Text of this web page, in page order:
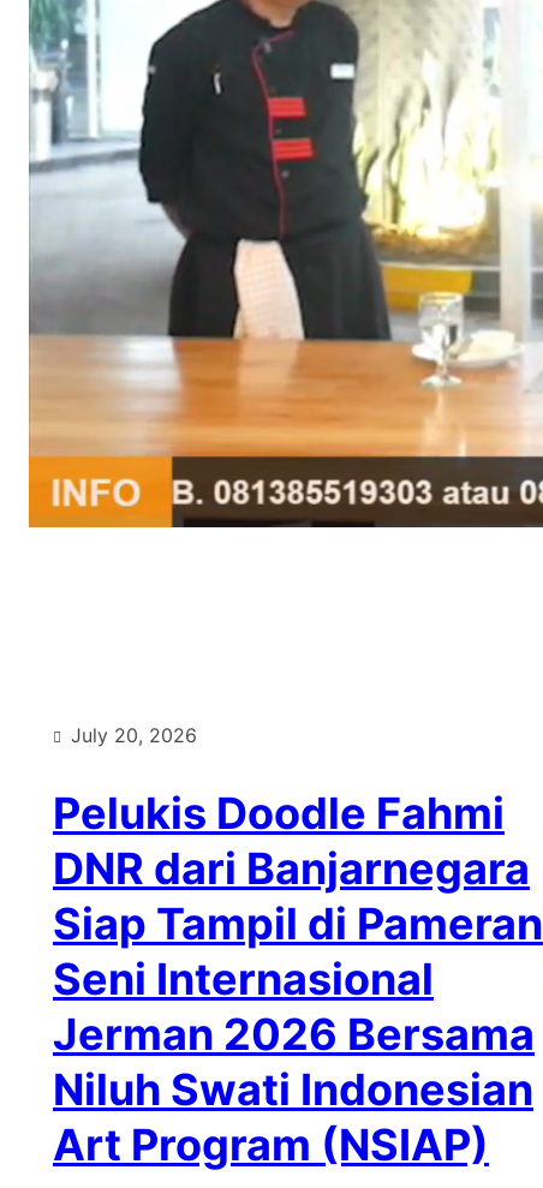
Stream
July 20, 2026
Pelukis Doodle Fahmi
DNR dari Banjarnegara
Siap Tampil di Pameran
Seni Internasional
Jerman 2026 Bersama
Niluh Swati Indonesian
Art Program (NSIAP)